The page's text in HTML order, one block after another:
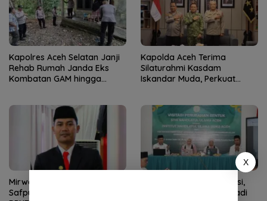
Kapolres Aceh Selatan Janji
Rehab Rumah Janda Eks
Kombatan GAM hingga
Kapolda Aceh Terima
Silaturahmi Kasdam
Iskandar Muda, Perkuat
Mirwan Tunjuk Denny Herry
Safputra sebagai Plt Kepala
STISNU Aceh Lolos Visitasi,
Selangkah Lagi Resmi Jadi
X